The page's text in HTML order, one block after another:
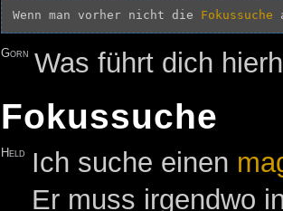
Wenn man vorher nicht die Fokussuche
Gorn Was führt dich
Fokussuche
Held Ich suche einen
Er muss irgendwo